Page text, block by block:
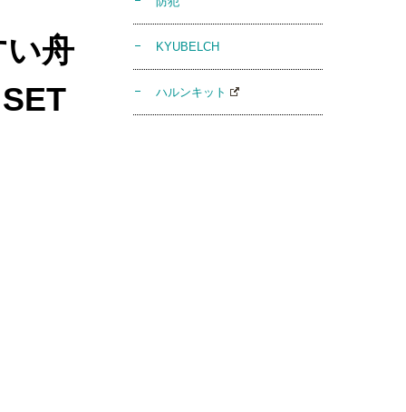
舟
KYUBELCH
ハルンキット